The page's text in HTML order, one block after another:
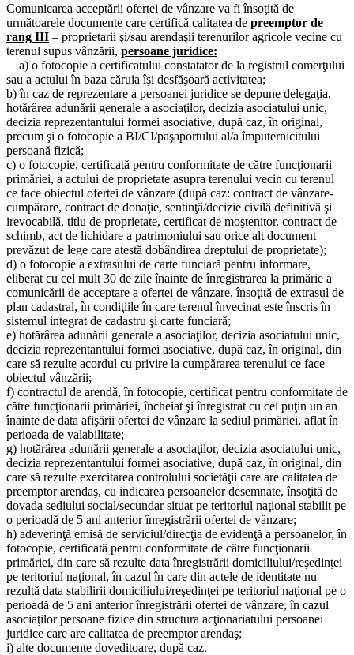
Comunicarea acceptării ofertei de vânzare va fi însoţită de
următoarele documente care certifică calitatea de preemptor de
rang III – proprietarii şi/sau arendaşii terenurilor agricole vecine cu
terenul supus vânzării, persoane juridice:
a) o fotocopie a certificatului constatator de la registrul comerţului
sau a actului în baza căruia îşi desfăşoară activitatea;
b) în caz de reprezentare a persoanei juridice se depune delegaţia,
hotărârea adunării generale a asociaţilor, decizia asociatului unic,
decizia reprezentantului formei asociative, după caz, în original,
precum şi o fotocopie a BI/CI/paşaportului al/a împuternicitului
persoană fizică;
c) o fotocopie, certificată pentru conformitate de către funcţionarii
primăriei, a actului de proprietate asupra terenului vecin cu terenul
ce face obiectul ofertei de vânzare (după caz: contract de vânzare-
cumpărare, contract de donaţie, sentinţă/decizie civilă definitivă şi
irevocabilă, titlu de proprietate, certificat de moştenitor, contract de
schimb, act de lichidare a patrimoniului sau orice alt document
prevăzut de lege care atestă dobândirea dreptului de proprietate);
d) o fotocopie a extrasului de carte funciară pentru informare,
eliberat cu cel mult 30 de zile înainte de înregistrarea la primărie a
comunicării de acceptare a ofertei de vânzare, însoţită de extrasul de
plan cadastral, în condiţiile în care terenul învecinat este înscris în
sistemul integrat de cadastru şi carte funciară;
e) hotărârea adunării generale a asociaţilor, decizia asociatului unic,
decizia reprezentantului formei asociative, după caz, în original, din
care să rezulte acordul cu privire la cumpărarea terenului ce face
obiectul vânzării;
f) contractul de arendă, în fotocopie, certificat pentru conformitate de
către funcţionarii primăriei, încheiat şi înregistrat cu cel puţin un an
înainte de data afişării ofertei de vânzare la sediul primăriei, aflat în
perioada de valabilitate;
g) hotărârea adunării generale a asociaţilor, decizia asociatului unic,
decizia reprezentantului formei asociative, după caz, în original, din
care să rezulte exercitarea controlului societăţii care are calitatea de
preemptor arendaş, cu indicarea persoanelor desemnate, însoţită de
dovada sediului social/secundar situat pe teritoriul naţional stabilit pe
o perioadă de 5 ani anterior înregistrării ofertei de vânzare;
h) adeverinţă emisă de serviciul/direcţia de evidenţă a persoanelor, în
fotocopie, certificată pentru conformitate de către funcţionarii
primăriei, din care să rezulte data înregistrării domiciliului/reşedinţei
pe teritoriul naţional, în cazul în care din actele de identitate nu
rezultă data stabilirii domiciliului/reşedinţei pe teritoriul naţional pe o
perioadă de 5 ani anterior înregistrării ofertei de vânzare, în cazul
asociaţilor persoane fizice din structura acţionariatului persoanei
juridice care are calitatea de preemptor arendaş;
i) alte documente doveditoare, după caz.